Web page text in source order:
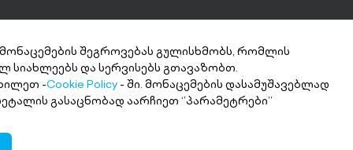
მიღება 2
თანხა სასურველ ანგარიშზე
შეგროვებას გულისხმობს, რომლის
სიახლეებს და სერვისებს გთავაზობთ.
-Cookie Policy - ში. მონაცემების დასამუშავებლად
გასაცნობად აარჩიეთ ‘’პარამეტრები’’